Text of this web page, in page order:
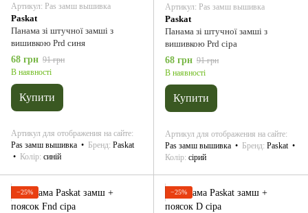
Артикул: Pas замш вышивка
Paskat
Панама зі штучної замші з
вишивкою Prd синя
68 грн 91 грн
В наявності
Купити
Артикул для отображения на сайте
Pas замш вышивка
Бренд Paskat
Колір синій
Артикул: Pas замш вышивка
Paskat
Панама зі штучної замші з
вишивкою Prd сіра
68 грн 91 грн
В наявності
Купити
Артикул для отображения на сайте
Pas замш вышивка
Бренд Paskat
Колір сірий
−25% −25%